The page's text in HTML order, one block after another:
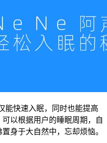
能快速入眠，同时也能提高
以根据用户的睡眠周期，自
身于大自然中，忘却烦恼。